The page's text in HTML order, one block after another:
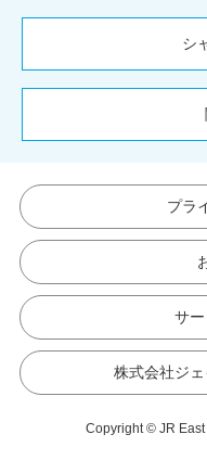
シ
プラ
サ
株式会社ジ
Copyright © JR